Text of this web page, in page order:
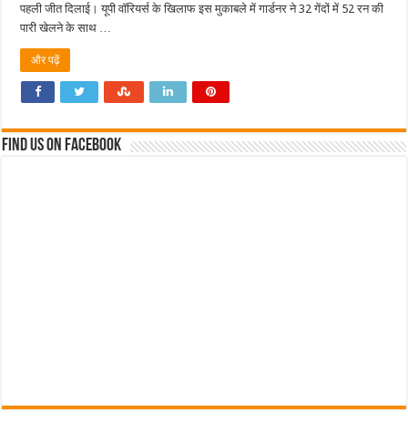
पहली जीत दिलाई। यूपी वॉरियर्स के खिलाफ इस मुकाबले में गार्डनर ने 32 गेंदों में 52 रन की
पारी खेलने के साथ …
और पढ़ें
Find us on Facebook